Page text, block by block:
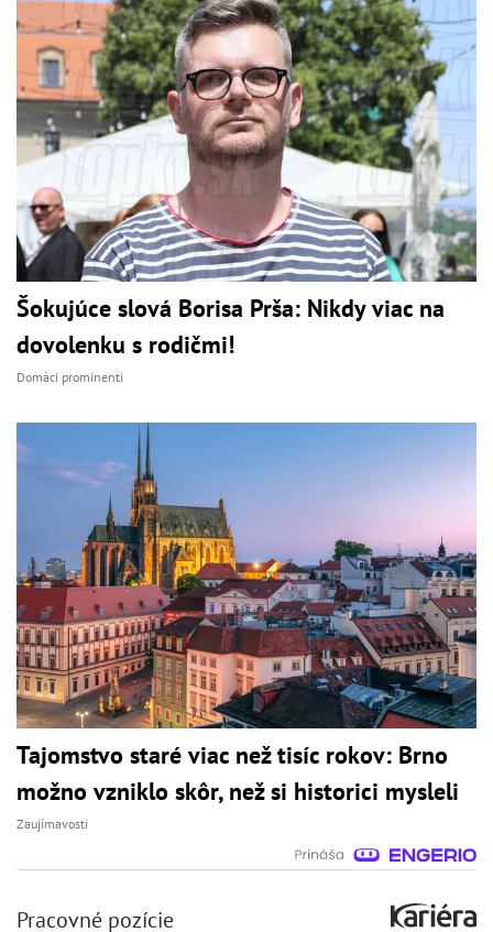
Šokujúce slová Borisa Prša: Nikdy viac na
dovolenku s rodičmi!
Domáci prominenti
Tajomstvo staré viac než tisíc rokov: Brno
možno vzniklo skôr, než si historici mysleli
Zaujímavosti
Pracovné pozície